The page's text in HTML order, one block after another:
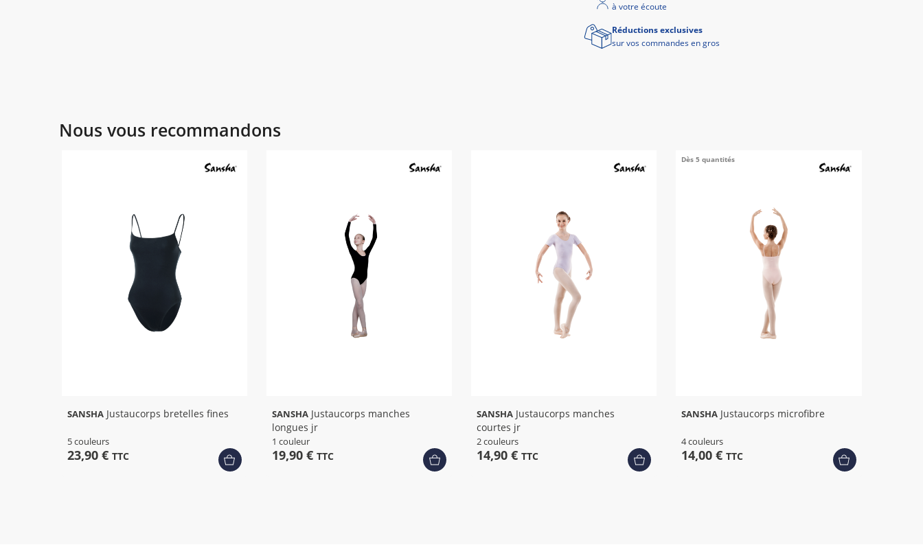
à votre écoute
Réductions exclusives
sur vos commandes en gros
Nous vous recommandons
SANSHA Justaucorps bretelles fines
5 couleurs
23,90 € TTC
SANSHAJustaucorps manches
longues jr
1 couleur
19,90 € TTC
SANSHA
courtes jr
2 couleurs
14,90 € TTC
Dès 5 quantités
SANSHA Justaucorps microfibre
4 couleurs
14,00 €TTC